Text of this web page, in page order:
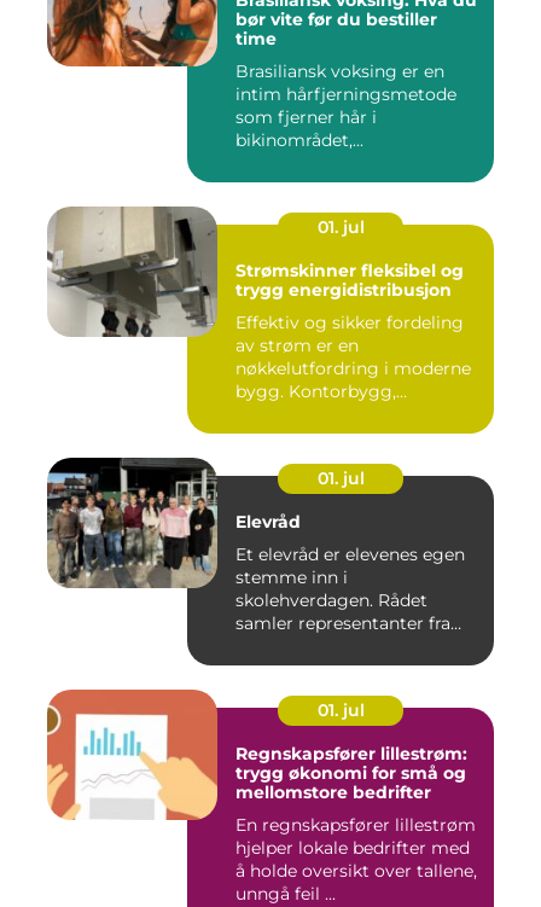
bør vite før du bestiller
time
Brasiliansk voksing er en
intim hårfjerningsmetode
som fjerner hår i
bikinområdet,...
01. jul
Strømskinner fleksibel og
trygg energidistribusjon
Effektiv og sikker fordeling
av strøm er en
nøkkelutfordring i moderne
bygg. Kontorbygg,
01. jul
Elevråd
Et elevråd er elevenes egen
stemme inn i
skolehverdagen. Rådet
samler representanter fra
01. jul
Regnskapsfører lillestrøm:
trygg økonomi for små og
mellomstore bedrifter
En regnskapsfører lillestrøm
hjelper lokale bedrifter med
å holde oversikt over tallene,
unngå feil ...